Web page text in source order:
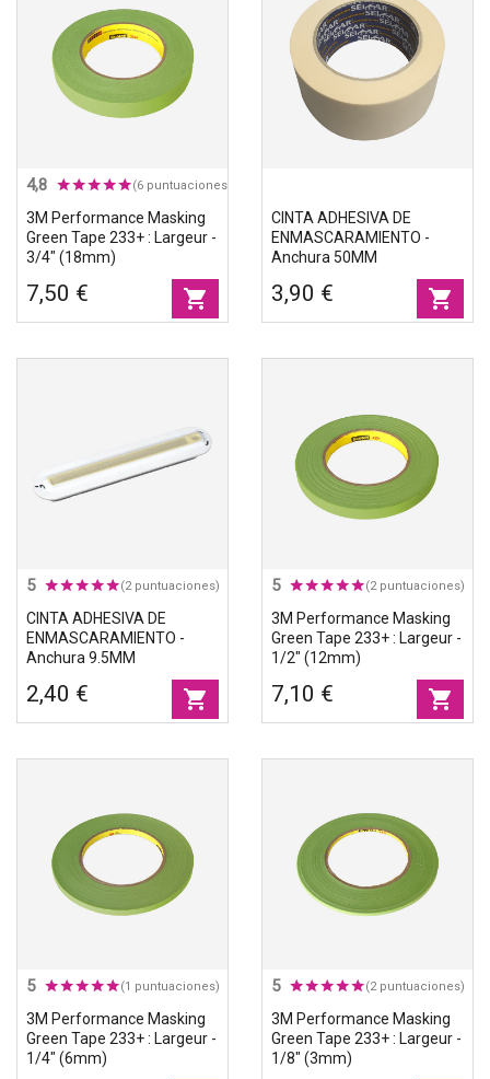
Eco-friendly
4,8 (6 puntuaciones)
3M Performance Masking
Green Tape 233+ : Largeur -
3/4" (18mm)
7,50 € shopping_cart
CINTA ADHESIVA DE
ENMASCARAMIENTO -
Anchura 50MM
3,90 € shopping_cart
5 (2 puntuaciones)
CINTA ADHESIVA DE
ENMASCARAMIENTO -
Anchura 9.5MM
2,40 € shopping_cart
5 (2 puntuaciones)
3M Performance Masking
Green Tape 233+ : Largeur -
1/2" (12mm)
7,10 € shopping_cart
5 (1 puntuaciones)
3M Performance Masking
Green Tape 233+ : Largeur -
1/4" (6mm)
5 (2 puntuaciones)
3M Performance Masking
Green Tape 233+ : Largeur -
1/8" (3mm)